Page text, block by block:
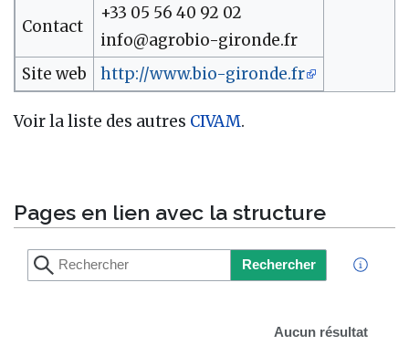
Contact
+33 05 56 40 92 02
info@agrobio-gironde.fr
Site web
http://www.bio-gironde.fr
Voir la liste des autres CIVAM.
Pages en lien avec la structure
Rechercher
Aucun résultat